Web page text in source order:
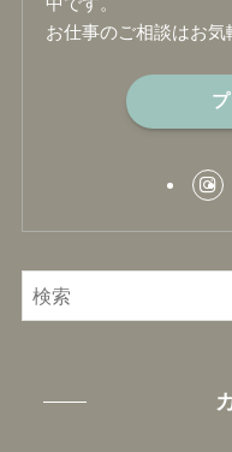
お仕事のご相談はお気